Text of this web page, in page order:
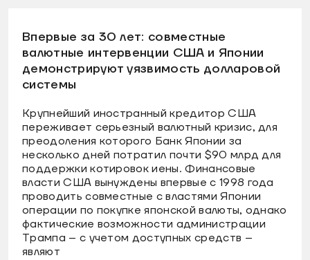
Впервые за 30 лет: совместные
валютные интервенции США и Японии
демонстрируют уязвимость долларовой
системы
Крупнейший иностранный кредитор США
переживает серьезный валютный кризис, для
преодоления которого Банк Японии за
несколько дней потратил почти $90 млрд для
поддержки котировок иены. Финансовые
власти США вынуждены впервые с 1998 года
проводить совместные с властями Японии
операции по покупке японской валюты, однако
фактические возможности администрации
Трампа – с учетом доступных средств –
являют